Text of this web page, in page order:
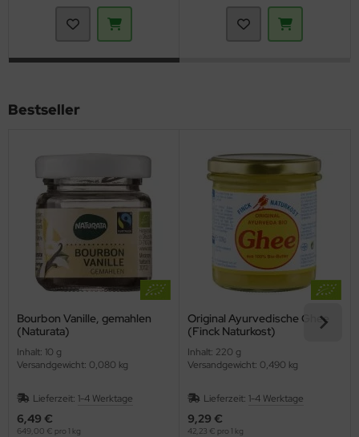
Bestseller
Bourbon Vanille, gemahlen
(Naturata)
Inhalt: 10 g
Versandgewicht: 0,080 kg
Lieferzeit: 1-4 Werktage
6,49 €
649,00 € pro 1 kg
Original Ayurvedische Ghee
(Finck Naturkost)
Inhalt: 220 g
Versandgewicht: 0,490 kg
Lieferzeit: 1-4 Werktage
9,29 €
42,23 € pro 1 kg